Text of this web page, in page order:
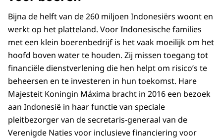
Bijna de helft van de 260 miljoen Indonesiërs woont en
werkt op het platteland. Voor Indonesische families
met een klein boerenbedrijf is het vaak moeilijk om het
hoofd boven water te houden. Zij missen toegang tot
financiële dienstverlening die hen helpt om risico’s te
beheersen en te investeren in hun toekomst. Hare
Majesteit Koningin Máxima bracht in 2016 een bezoek
aan Indonesië in haar functie van speciale
pleitbezorger van de secretaris-generaal van de
Verenigde Naties voor inclusieve financiering voor